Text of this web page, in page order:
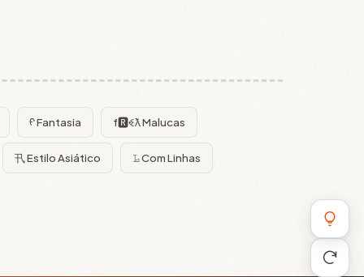
ᠻ Fantasia f🆁ꈼƛ Malucas
卂 Estilo Asiático 𝙻̷ Com Linhas